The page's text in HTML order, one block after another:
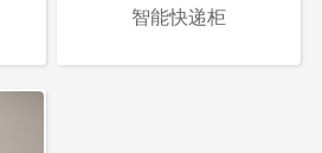
智能快递柜